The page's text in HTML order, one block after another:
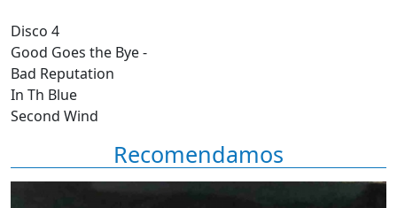
Disco 4
Good Goes the Bye -
Bad Reputation
In Th Blue
Second Wind
Recomendamos